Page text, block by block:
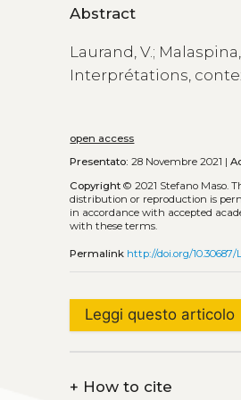
Abstract
Laurand, V.;
Interprétations,
open access
Presentato: 28 Novembre 2021 |
Copyright © 2021 Stefano Maso.
distribution or reproduction is
in accordance with accepted
with these terms.
Permalink http://doi.org/10.30687/
Leggi questo articolo
+ How to cite